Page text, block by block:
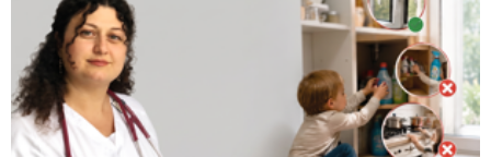
აგვისტო აგარაკზე: ეს 5 საქმე
უნდა მოასწროთ შემოდგომის
დადგომამდე